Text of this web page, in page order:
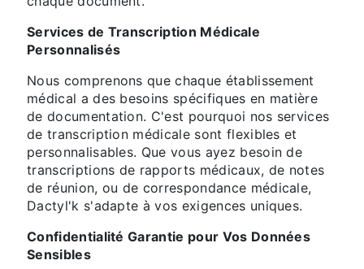
Services de Transcription Médicale
Personnalisés
Nous comprenons que chaque établissement
médical a des besoins spécifiques en matière
de documentation. C'est pourquoi nos services
de transcription médicale sont flexibles et
personnalisables. Que vous ayez besoin de
transcriptions de rapports médicaux, de notes
de réunion, ou de correspondance médicale,
Dactyl'k s'adapte à vos exigences uniques.
Confidentialité Garantie pour Vos Données
Sensibles